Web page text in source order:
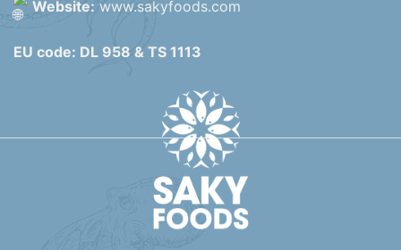
Website: www.sakyfoods.com
EU code: DL 958 & TS 1113